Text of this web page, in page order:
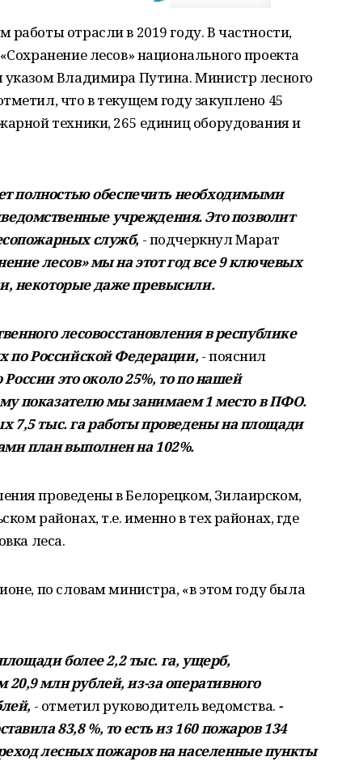
отрасли в 2019 году. В частности,
лесов» национального проекта
указом Владимира Путина. Министр лесного
что в текущем году закуплено 45
техники, 265 единиц оборудования и
полностью обеспечить необходимыми
учреждения. Это позволит
служб, - подчеркнул Марат
лесов» мы на этот год все 9 ключевых
некоторые даже превысили.
лесовосстановления в республике
по Российской Федерации, - пояснил
России это около 25%, то по нашей
показателю мы занимаем 1 место в ПФО.
7,5 тыс. га работы проведены на площади
план выполнен на 102%.
проведены в Белорецком, Зилаирском,
районах, т.е. именно в тех районах, где
леса.
по словам министра, «в этом году была
более 2,2 тыс. га, ущерб,
млн рублей, из-за оперативного
- отметил руководитель ведомства. -
83,8 %, то есть из 160 пожаров 134
лесных пожаров на населенные пункты